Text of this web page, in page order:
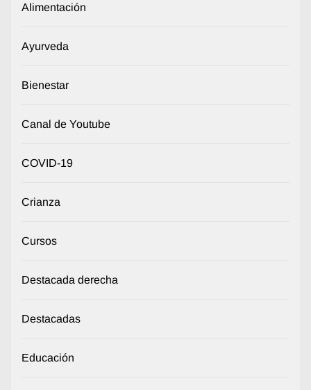
Alimentación
Ayurveda
Bienestar
Canal de Youtube
COVID-19
Crianza
Cursos
Destacada derecha
Destacadas
Educación